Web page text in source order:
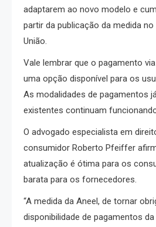
adaptarem ao novo modelo e
partir da publicação da medida no
União.
Vale lembrar que o pagamento
uma opção disponível para os
As modalidades de pagamentos
existentes continuam
O advogado especialista em
consumidor Roberto Pfeiffer
atualização é ótima para os
barata para os fornecedores.
“A medida da Aneel, de tornar
disponibilidade de pagamentos